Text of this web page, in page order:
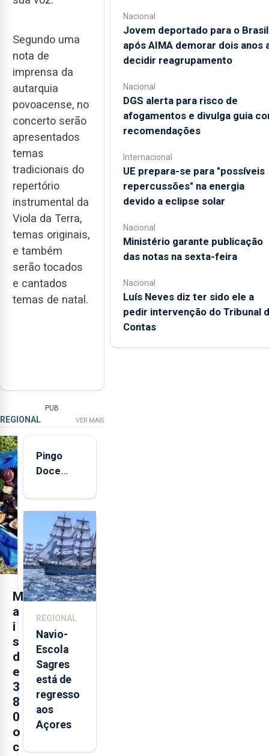
Segundo uma
nota de
imprensa da
autarquia
povoacense, no
concerto serão
apresentados
temas
tradicionais do
repertório
instrumental da
Viola da Terra,
temas originais,
e também
serão tocados
e cantados
temas de natal.
PUB
REGIONAL VER MAIS
M
a
i
s
d
e
3
8
0
o
c
Pingo
Doce
quinta-
feira nova
loja em
São
Sebastião
e cria 30
postos de
REGIONAL
Navio-
Escola
Sagres
está de
regresso
aos
Açores
Nacional
Jovem deportado para o Brasil
após AIMA demorar dois anos
decidir reagrupamento
Nacional
DGS alerta para risco de
afogamentos e divulga guia
recomendações
Internacional
UE prepara-se para "possíveis
repercussões" na energia
devido a eclipse solar
Nacional
Ministério garante publicação
das notas na sexta-feira
Nacional
Luís Neves diz ter sido ele a
pedir intervenção do Tribunal
Contas